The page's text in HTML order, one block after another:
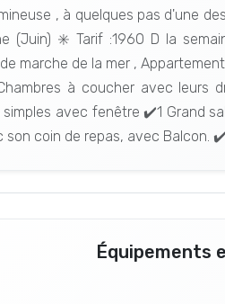
, à quelques pas d'une
(Juin) ✳️ Tarif :1960 D la
marche de la mer ,
à coucher avec leurs
simples avec fenêtre ⁦⁦✔️1 Grand
coin de repas, avec Balcon.
Équipements